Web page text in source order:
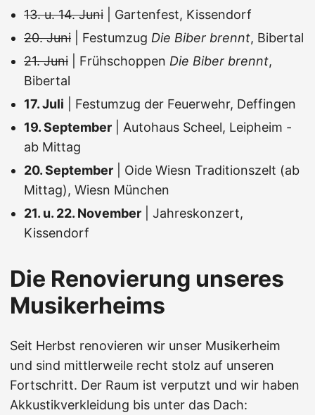
13. u. 14. Juni | Gartenfest, Kissendorf
20. Juni | Festumzug Die Biber brennt, Bibertal
21. Juni | Frühschoppen Die Biber brennt,
Bibertal
17. Juli | Festumzug der Feuerwehr, Deffingen
19. September | Autohaus Scheel, Leipheim -
ab Mittag
20. September | Oide Wiesn Traditionszelt (ab
Mittag), Wiesn München
21. u. 22. November | Jahreskonzert,
Kissendorf
Die Renovierung unseres
Musikerheims
Seit Herbst renovieren wir unser Musikerheim
und sind mittlerweile recht stolz auf unseren
Fortschritt. Der Raum ist verputzt und wir haben
Akkustikverkleidung bis unter das Dach: